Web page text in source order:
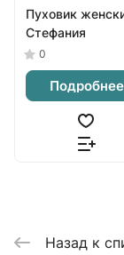
Пуховик
Стефания
0
Подробнее
Назад к